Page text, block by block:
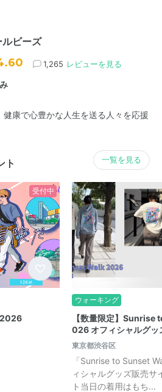
ビーズ
1,265 レビューを見る
健康で心豊かな人生を送る人々を応援
ト 一覧を見る
受付中
ウォーキング
【数量限定】Sunrise
026 オフィシャルグッ
東京都渋谷区
「Sunrise to Sunset
ィシャルグッズ販売サ
ト当日の着用はもち...